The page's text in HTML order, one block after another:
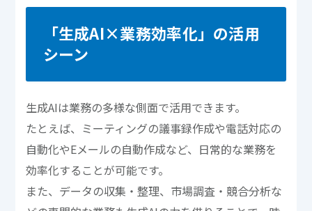
「生成AI×業務効率化」の活用
シーン
生成AIは業務の多様な側面で活用できます。
たとえば、ミーティングの議事録作成や電話対応の
自動化やEメールの自動作成など、日常的な業務を
効率化することが可能です。
また、データの収集・整理、市場調査・競合分析な